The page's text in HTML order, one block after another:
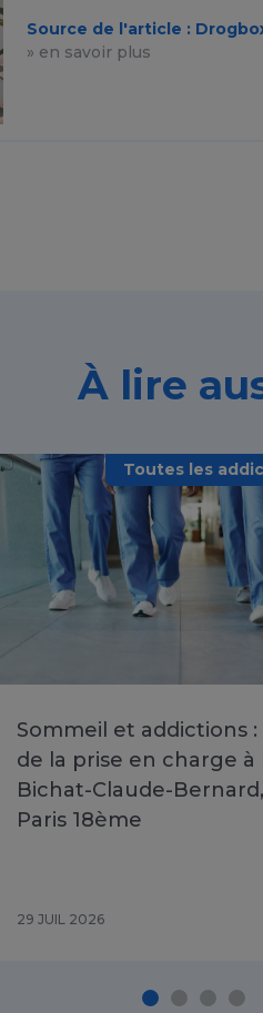
Source de l'article :
» en savoir plus
À lire
Toutes les
Sommeil et addictions
de la prise en charge à
Bichat-Claude-
Paris 18ème
29 JUIL 2026